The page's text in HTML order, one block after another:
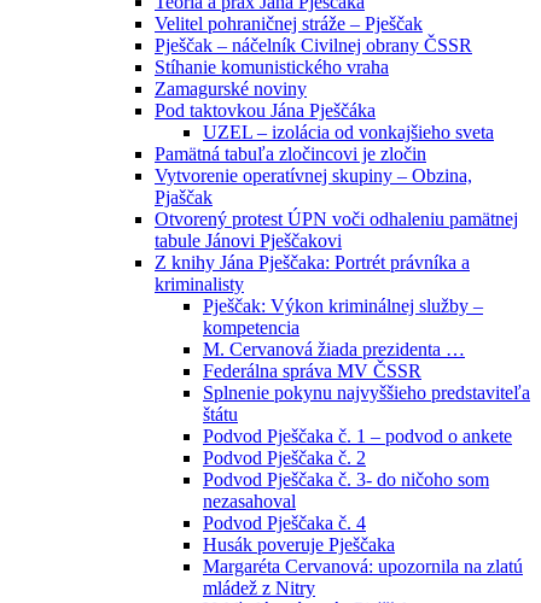
Velitel pohraničnej stráže – Pješčak
Pješčak – náčelník Civilnej obrany ČSSR
Stíhanie komunistického vraha
Zamagurské noviny
Pod taktovkou Jána Pješčáka
UZEL – izolácia od vonkajšieho sveta
Pamätná tabuľa zločincovi je zločin
Vytvorenie operatívnej skupiny – Obzina,
Pjaščak
Otvorený protest ÚPN voči odhaleniu pamätnej
tabule Jánovi Pješčakovi
Z knihy Jána Pješčaka: Portrét právníka a
kriminalisty
Pješčak: Výkon kriminálnej služby –
kompetencia
M. Cervanová žiada prezidenta …
Federálna správa MV ČSSR
Splnenie pokynu najvyššieho predstaviteľa
štátu
Podvod Pješčaka č. 1 – podvod o ankete
Podvod Pješčaka č. 2
Podvod Pješčaka č. 3- do ničoho som
nezasahoval
Podvod Pješčaka č. 4
Husák poveruje Pješčaka
Margaréta Cervanová: upozornila na zlatú
mládež z Nitry